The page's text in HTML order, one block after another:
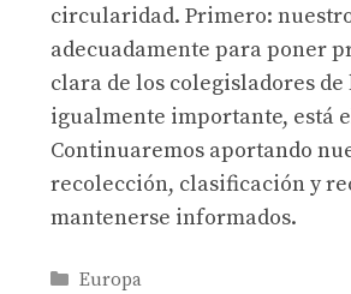
circularidad. Primero:
adecuadamente para poner
clara de los colegisladores
igualmente importante, está
Continuaremos aportando
recolección, clasificación y
mantenerse informados.
Categories
Europa